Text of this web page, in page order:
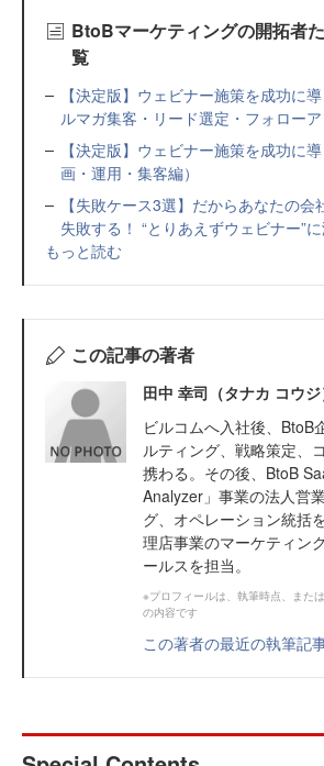
BtoBマーケティングの開拓者
覧
【決定版】ウェビナー施策を成功に
ルマガ集客・リード選定・フォロー
【決定版】ウェビナー施策を成功に
画・運用・集客編）
【失敗ケース3選】だからあなたの会
失敗する！ “とりあえずウェビナー”
もっと読む
この記事の著者
田中 幸司（タナカ コウジ
ビルコムへ入社後、BtoB
ルティング、戦略策定、
携わる。その後、BtoB
Analyzer」事業の法人営
グ、オペレーション統括
理店事業のマーケティン
ールスを担当。
※プロフィールは、執筆時点、また
の内容です
この著者の最近の執筆記